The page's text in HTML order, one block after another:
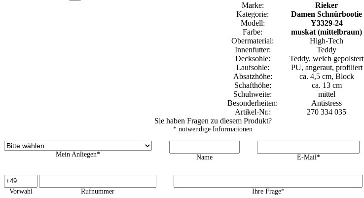
Marke:
Rieker
Kategorie:
Damen Schnürbootie
Modell:
Y3329-24
Farbe:
muskat (mittelbraun)
Obermaterial:
High-Tech
Innenfutter:
Teddy
Decksohle:
Teddy, weich gepolstert
Laufsohle:
PU, angeraut, profiliert
Absatzhöhe:
ca. 4,5 cm, Block
Schafthöhe:
ca. 13 cm
Schuhweite:
mittel
Besonderheiten:
Antistress
Artikel-Nr.:
270 334 035
Sie haben Fragen zu diesem Produkt?
* notwendige Informationen
Mein Anliegen* Name E-Mail*
Vorwahl Rufnummer Ihre Frage*